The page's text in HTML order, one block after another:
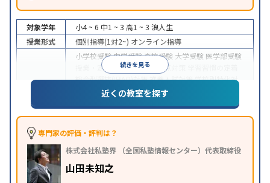
続きを見る
対象学年 小4 ~ 6 中1 ~ 3 高1 ~ 3 浪人生
授業形式
個別指導(1対2~) オンライン指導
小学校受験中学受験高校受験 大学受験 医学部受験
授業・定期テスト対策
内申点対策
総合型選抜(旧AO)対策推薦入試対策学校別特化対
国公立大対策私大対策 共通テスト対策
特徴
中高一貫校生に対応
可能 不登校生に対応
オンライン対応季節講習のみの受講可 発達障害の
子どもに対応
近くの教室を探す
専門家の評価・評判は？
株式会社私塾界 （全国私塾情報センター）代表取締役
山田未知之